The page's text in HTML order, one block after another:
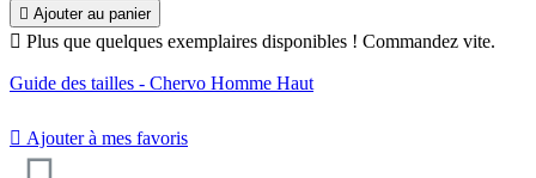
 Ajouter au panier
 Plus que quelques exemplaires disponibles ! Commandez vite.
Guide des tailles - Chervo Homme Haut
 Ajouter à mes favoris